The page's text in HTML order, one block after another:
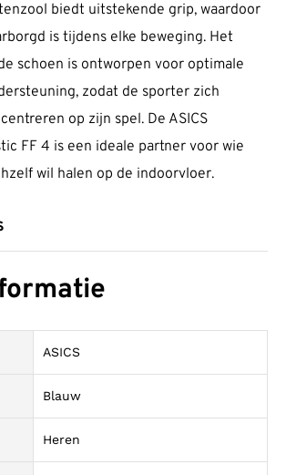
biedt uitstekende grip, waardoor
is tijdens elke beweging. Het
schoen is ontworpen voor optimale
zodat de sporter zich
op zijn spel. De ASICS
FF 4 is een ideale partner voor wie
wil halen op de indoorvloer.
ASICS
Blauw
Heren